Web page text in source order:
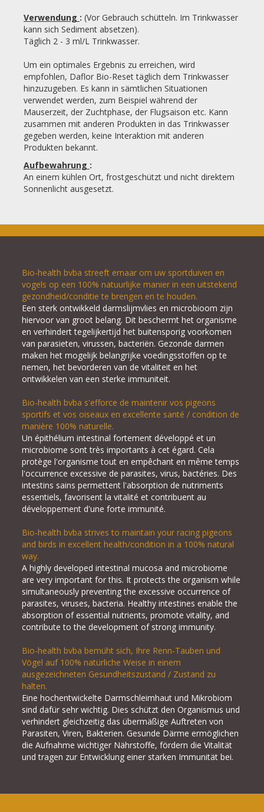
Verwendung : (Vor Gebrauch schütteln. Im Trinkwasser
kann sich Sediment absetzen).
Täglich 2 - 3 ml/L Trinkwasser.
Um ein optimales Ergebnis zu erreichen, wird
empfohlen, Daflor Bio-Reset täglich dem Trinkwasser
hinzuzugeben. Es kann in sämtlichen Situationen
verwendet werden, zum Beispiel während der
Mauserzeit, der Zuchtphase, der Flugsaison etc. Kann
zusammen mit anderen Produkten in das Trinkwasser
gegeben werden, keine Interaktion mit anderen
Produkten bekannt.
Aufbewahrung :
An einem kühlen Ort, frostgeschützt und nicht direktem
Sonnenlicht ausgesetzt.
Bio-health bvba streeft ernaar om uw sportduiven en
vogels op een 100% natuurlijke manier in een uitstekend
gezondheid/conditie te brengen en te houden.
Een sterk ontwikkeld darmslijmvlies en microbioom zijn
hiervoor van groot belang. Dit beschermt het organisme
en verhindert tegelijkertijd het buitensporig voorkomen
van parasieten, virussen, bacteriën. Gezonde darmen
maken het mogelijk belangrijke voedingsstoffen op te
nemen, het bevorderen van de vitaliteit en het
ontwikkelen van een sterke immuniteit.
Bio-health bvba s'efforce de maintenir vos pigeons
sportifs et vos oiseaux en excellente santé / condition de
manière 100% naturelle.
Un épithélium intestinal fortement développé et un
microbiome sont très importants à cet égard. Cela
protège l'organisme tout en empêchant en même temps
l'occurrence excessive de parasites, virus, bactéries. Des
intestins sains permettent l'absorption de nutriments
essentiels, favorisent la vitalité et contribuent au
développement d'une forte immunité.
Bio-health bvba strives to maintain your racing pigeons
and birds in excellent health/condition in a 100% natural
way.
A highly developed intestinal mucosa and microbiome
are very important for this. It protects the organism while
simultaneously preventing the excessive occurrence of
parasites, viruses, bacteria. Healthy intestines enable the
absorption of essential nutrients, promote vitality, and
contribute to the development of strong immunity.
Bio-health bvba bemüht sich, Ihre Renn-Tauben und
Vögel auf 100% natürliche Weise in einem
ausgezeichneten Gesundheitszustand / Zustand zu
halten.
Eine hochentwickelte Darmschleimhaut und Mikrobiom
sind dafür sehr wichtig. Dies schützt den Organismus und
verhindert gleichzeitig das übermäßige Auftreten von
Parasiten, Viren, Bakterien. Gesunde Därme ermöglichen
die Aufnahme wichtiger Nährstoffe, fördern die Vitalität
und tragen zur Entwicklung einer starken Immunität bei.